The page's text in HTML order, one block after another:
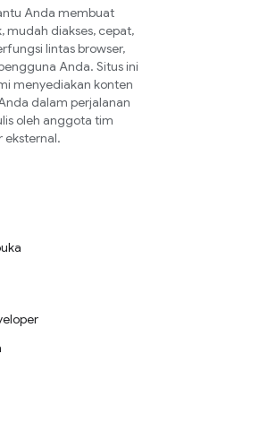
Anda membuat
mudah diakses, cepat,
lintas browser,
Anda. Situs ini
menyediakan konten
dalam perjalanan
oleh anggota tim
eksternal.